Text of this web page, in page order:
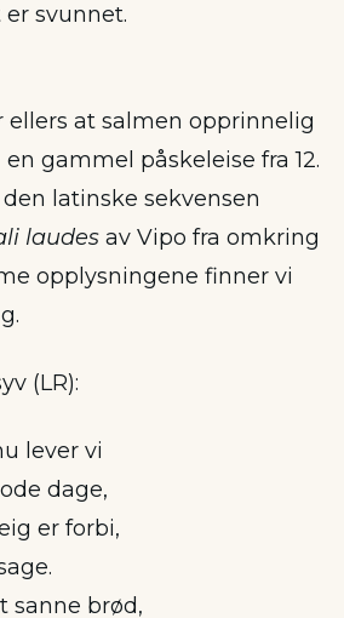
svunnet.
ellers at salmen opprinnelig
gammel påskeleise fra 12.
latinske sekvensen
laudes av Vipo fra omkring
opplysningene finner vi
(LR):
lever vi
dage,
er forbi,
sanne brød,